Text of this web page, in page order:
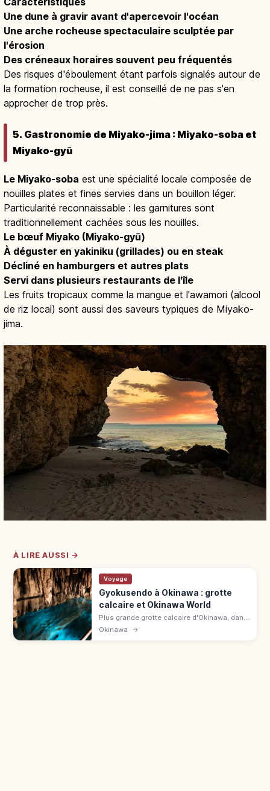
Une dune à gravir avant d'apercevoir l'océan
Une arche rocheuse spectaculaire sculptée par
l'érosion
Des créneaux horaires souvent peu fréquentés
Des risques d'éboulement étant parfois signalés autour de
la formation rocheuse, il est conseillé de ne pas s'en
approcher de trop près.
5. Gastronomie de Miyako-jima : Miyako-soba et
Miyako-gyū
Le Miyako-soba est une spécialité locale composée de
nouilles plates et fines servies dans un bouillon léger.
Particularité reconnaissable : les garnitures sont
traditionnellement cachées sous les nouilles.
Le bœuf Miyako (Miyako-gyū)
À déguster en yakiniku (grillades) ou en steak
Décliné en hamburgers et autres plats
Servi dans plusieurs restaurants de l'île
Les fruits tropicaux comme la mangue et l'awamori (alcool
de riz local) sont aussi des saveurs typiques de Miyako-
jima.
À LIRE AUSSI →
Voyage
Gyokusendo à Okinawa : grotte
calcaire et Okinawa World
Plus grande grotte calcaire d'Okinawa, dans
le parc Okinawa World à Nanjō : 890 m
Okinawa →